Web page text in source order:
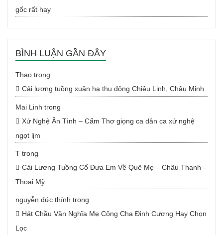
gốc rất hay
BÌNH LUẬN GẦN ĐÂY
Thao trong
Cải lương tuồng xuân hạ thu đông Chiêu Linh, Châu Minh
Mai Linh trong
Xứ Nghệ Ân Tình – Cẩm Thơ giọng ca dân ca xứ nghệ
ngọt lịm
T trong
Cải Lương Tuồng Cổ Đưa Em Về Quê Mẹ – Châu Thanh –
Thoại Mỹ
nguyễn đức thính trong
Hát Chầu Văn Nghĩa Mẹ Công Cha Đinh Cương Hay Chọn
Lọc